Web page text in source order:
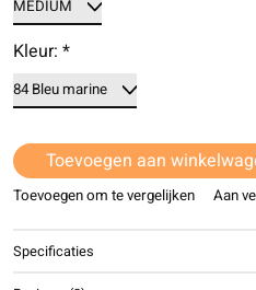
Kleur: *
Toevoegen aan
Toevoegen om te vergelijken Aan
Specificaties